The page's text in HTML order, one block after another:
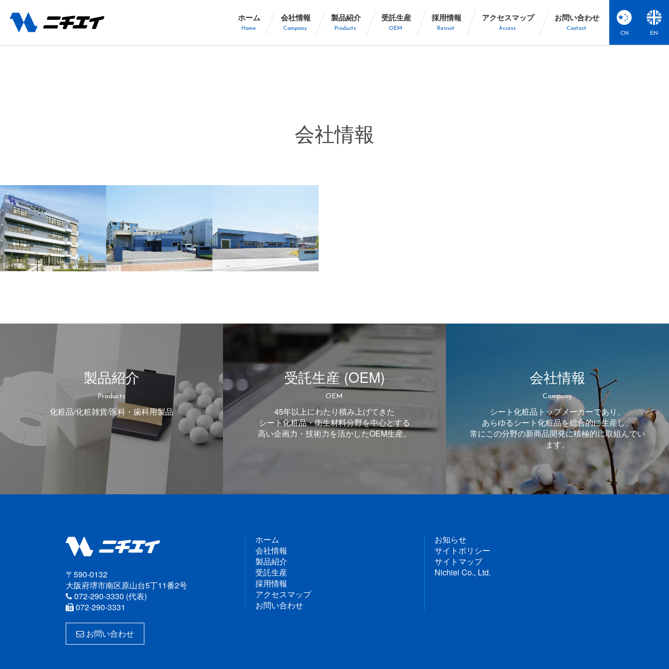
EN
CN
ホーム
Home
会社情報
Company
製品紹介
Products
受託生産
OEM
採用情報
Recruit
アクセスマップ
Access
お問い合わせ
Contact
会社情報
製品紹介
Products
化粧品/化粧雑貨/医科・歯科用製品
受託生産 (OEM)
OEM
45年以上にわたり積み上げてきた
シート化粧品・衛生材料分野を中心とする
高い企画力・技術力を活かしたOEM生産。
会社情報
Company
シート化粧品トップメーカーであり、
あらゆるシート化粧品を総合的に生産し、
常にこの分野の新商品開発に積極的に取組んでい
ます。
〒590-0132
大阪府堺市南区原山台5丁11番2号
072-290-3330 (代表)
072-290-3331
お問い合わせ
ホーム
会社情報
製品紹介
受託生産
採用情報
アクセスマップ
お問い合わせ
お知らせ
サイトポリシー
サイトマップ
Nichiei Co., Ltd.